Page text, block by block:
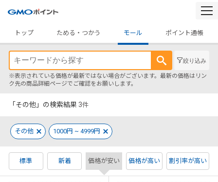
トップ
ためる・つかう モール ポイント通帳
絞り込み
※表示されている価格が最新ではない場合がございます。最新の価格はリン
ク先の商品詳細ページでご確認をお願いします。
「その他」の検索結果 3件
その他 1000円 ~ 4999円
標準 新着 価格が安い 価格が高い 割引率が高い